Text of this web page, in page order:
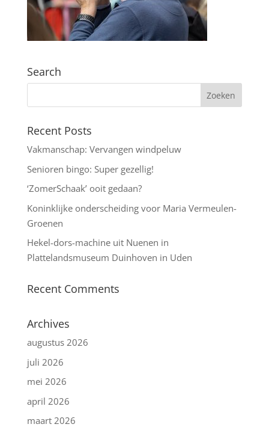
Search
Recent Posts
Vakmanschap: Vervangen windpeluw
Senioren bingo: Super gezellig!
‘ZomerSchaak’ ooit gedaan?
Koninklijke onderscheiding voor Maria Vermeulen-
Groenen
Hekel-dors-machine uit Nuenen in
Plattelandsmuseum Duinhoven in Uden
Recent Comments
Archives
augustus 2026
juli 2026
mei 2026
april 2026
maart 2026